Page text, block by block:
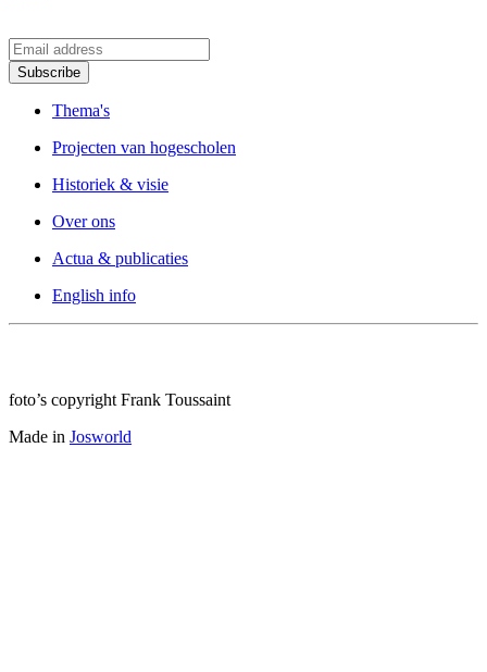
Subscribe
Thema's
Projecten van hogescholen
Historiek & visie
Over ons
Actua & publicaties
English info
foto’s copyright Frank Toussaint
Made in Josworld